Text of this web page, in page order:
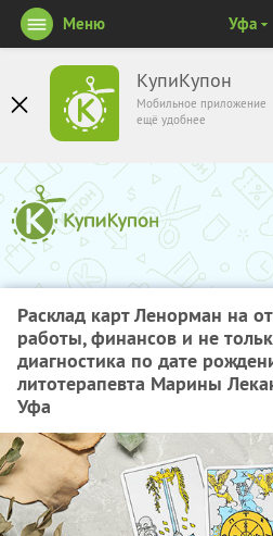
КупиКупон
Мобильное приложение
ещё удобнее
Меню Уфа
Расклад карт Ленорман на
работы, финансов и не
диагностика по дате
литотерапевта Марины
Уфа